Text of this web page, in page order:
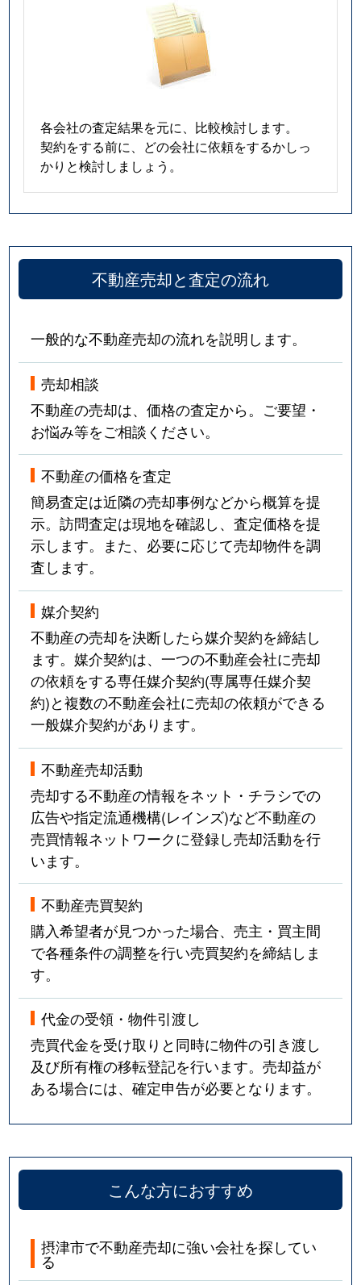
各会社の査定結果を元に、比較検討します。
契約をする前に、どの会社に依頼をするかしっ
かりと検討しましょう。
不動産売却と査定の流れ
一般的な不動産売却の流れを説明します。
売却相談
不動産の売却は、価格の査定から。ご要望・
お悩み等をご相談ください。
不動産の価格を査定
簡易査定は近隣の売却事例などから概算を提
示。訪問査定は現地を確認し、査定価格を提
示します。また、必要に応じて売却物件を調
査します。
媒介契約
不動産の売却を決断したら媒介契約を締結し
ます。媒介契約は、一つの不動産会社に売却
の依頼をする専任媒介契約(専属専任媒介契
約)と複数の不動産会社に売却の依頼ができる
一般媒介契約があります。
不動産売却活動
売却する不動産の情報をネット・チラシでの
広告や指定流通機構(レインズ)など不動産の
売買情報ネットワークに登録し売却活動を行
います。
不動産売買契約
購入希望者が見つかった場合、売主・買主間
で各種条件の調整を行い売買契約を締結しま
す。
代金の受領・物件引渡し
売買代金を受け取りと同時に物件の引き渡し
及び所有権の移転登記を行います。売却益が
ある場合には、確定申告が必要となります。
こんな方におすすめ
摂津市で不動産売却に強い会社を探してい
る